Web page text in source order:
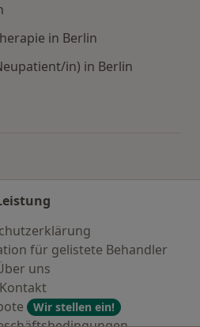
in Berlin
in) in Berlin
für gelistete Behandler
uns
Kontakt
Wir stellen ein!